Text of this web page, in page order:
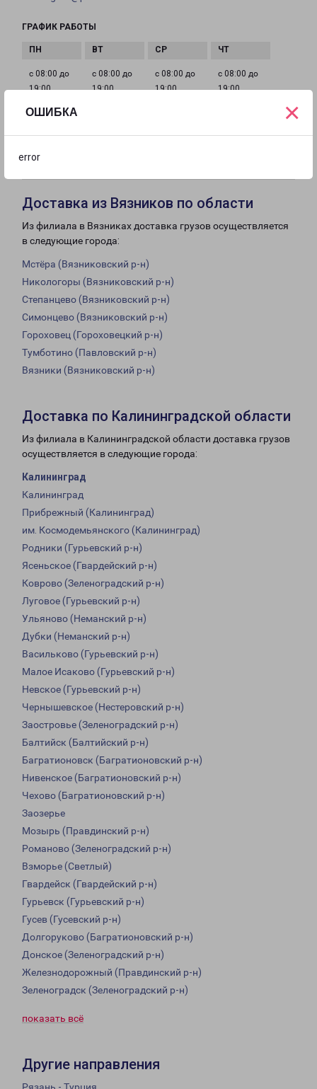
ОШИБКА
error
×
ГРАФИК РАБОТЫ
с 08:00 до
19:00
с 08:00 до
19:00
с 08:00 до
19:00
с 08:00 до
19:00
с 08:00 до
с 10:00 до
Выходной
Доставка из Вязников по области
Из филиала в Вязниках доставка грузов осуществляется
в следующие города:
Мстёра (Вязниковский р-н)
Никологоры (Вязниковский р-н)
Степанцево (Вязниковский р-н)
Симонцево (Вязниковский р-н)
Гороховец (Гороховецкий р-н)
Тумботино (Павловский р-н)
Вязники (Вязниковский р-н)
Доставка по Калининградской области
Из филиала в Калининградской области доставка грузов
осуществляется в следующие города:
Калининград
Калининград
Прибрежный (Калининград)
им. Космодемьянского (Калининград)
Родники (Гурьевский р-н)
Ясеньское (Гвардейский р-н)
Коврово (Зеленоградский р-н)
Луговое (Гурьевский р-н)
Ульяново (Неманский р-н)
Дубки (Неманский р-н)
Васильково (Гурьевский р-н)
Малое Исаково (Гурьевский р-н)
Невское (Гурьевский р-н)
Чернышевское (Нестеровский р-н)
Заостровье (Зеленоградский р-н)
Балтийск (Балтийский р-н)
Багратионовск (Багратионовский р-н)
Нивенское (Багратионовский р-н)
Чехово (Багратионовский р-н)
Заозерье
Мозырь (Правдинский р-н)
Романово (Зеленоградский р-н)
Взморье (Светлый)
Гвардейск (Гвардейский р-н)
Гурьевск (Гурьевский р-н)
Гусев (Гусевский р-н)
Долгоруково (Багратионовский р-н)
Донское (Зеленоградский р-н)
Железнодорожный (Правдинский р-н)
Зеленоградск (Зеленоградский р-н)
показать всё
Другие направления